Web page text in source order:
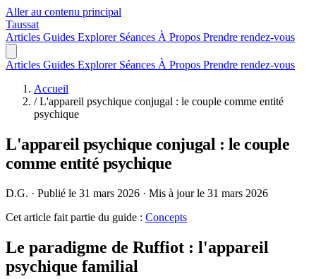
Aller au contenu principal
Taussat
Articles Guides Explorer Séances À Propos Prendre rendez-vous
Articles Guides Explorer Séances À Propos Prendre rendez-vous
Accueil
/ L'appareil psychique conjugal : le couple comme entité
psychique
L'appareil psychique conjugal : le couple
comme entité psychique
D.G. · Publié le 31 mars 2026 · Mis à jour le 31 mars 2026
Cet article fait partie du guide : Concepts
Le paradigme de Ruffiot : l'appareil
psychique familial